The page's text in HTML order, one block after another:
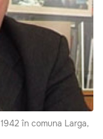
în comuna Larga,